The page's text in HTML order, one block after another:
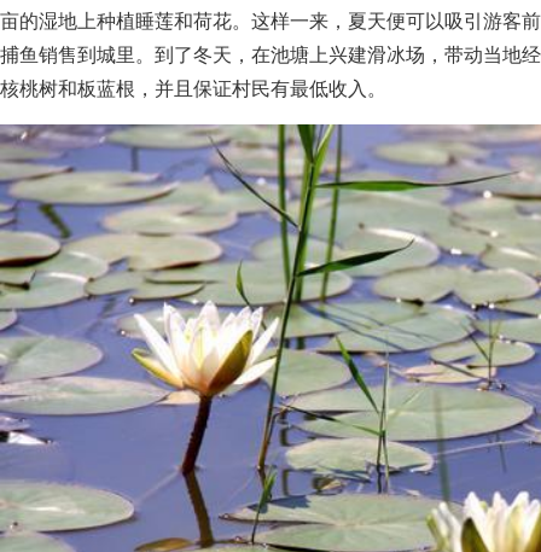
亩的湿地上种植睡莲和荷花。这样一来，夏天便可以吸引游客
捕鱼销售到城里。到了冬天，在池塘上兴建滑冰场，带动当地
核桃树和板蓝根，并且保证村民有最低收入。